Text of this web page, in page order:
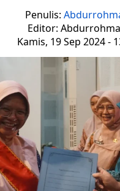
Penulis:
Editor:
Kamis, 19 Sep 2024 -